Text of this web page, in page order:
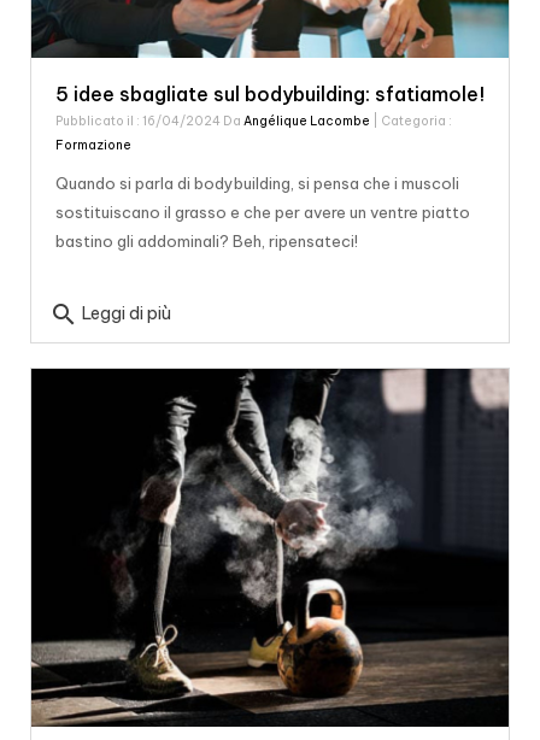
5 idee sbagliate sul bodybuilding: sfatiamole!
Pubblicato il : 16/04/2024 Da Angélique Lacombe | Categoria :
Formazione
Quando si parla di bodybuilding, si pensa che i muscoli
sostituiscano il grasso e che per avere un ventre piatto
bastino gli addominali? Beh, ripensateci!
search Leggi di più